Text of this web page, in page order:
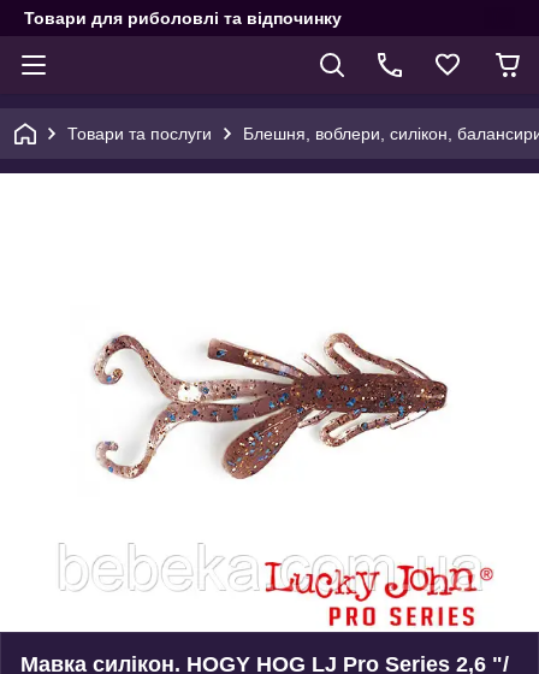
Товари для риболовлі та відпочинку
Товари та послуги Блешня, воблери, силікон,
Мавка силікон. HOGY HOG LJ Pro Series 2,6 "/